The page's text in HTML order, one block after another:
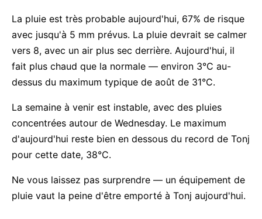
La pluie est très probable aujourd'hui, 67% de risque
avec jusqu'à 5 mm prévus. La pluie devrait se calmer
vers 8, avec un air plus sec derrière. Aujourd'hui, il
fait plus chaud que la normale — environ 3°C au-
dessus du maximum typique de août de 31°C.
La semaine à venir est instable, avec des pluies
concentrées autour de Wednesday. Le maximum
d'aujourd'hui reste bien en dessous du record de Tonj
pour cette date, 38°C.
Ne vous laissez pas surprendre — un équipement de
pluie vaut la peine d'être emporté à Tonj aujourd'hui.